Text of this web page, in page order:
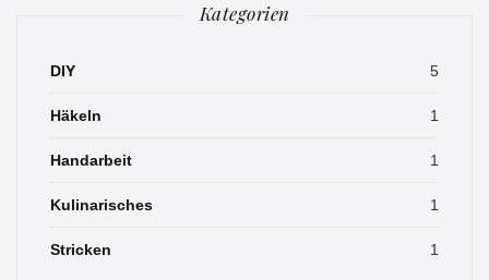
Kategorien
DIY 5
Häkeln 1
Handarbeit 1
Kulinarisches 1
Stricken 1